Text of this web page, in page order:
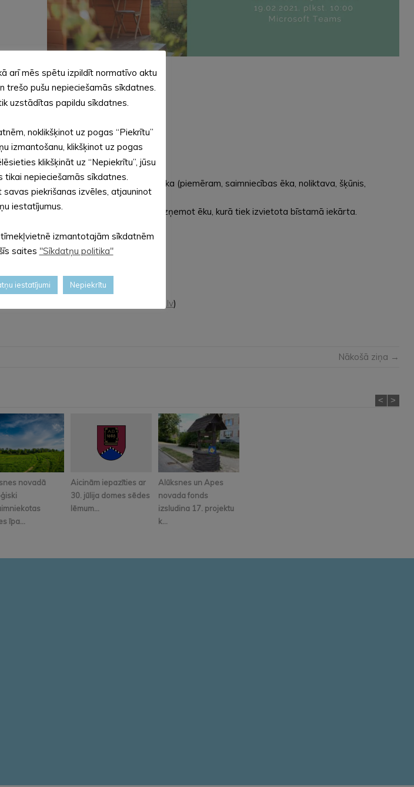
1.grupas būve ir
m2);
dzīvnieku turēšanai, un palīgēka (piemēram, saimniecības ēka, noliktava, šķūnis,
ēka vai būvizstrādājums, izņemot ēku, kurā tiek izvietota bīstamā iekārta.
(e-pasts: Agnese.Samina@bvkb.gov.lv)
Nākošā ziņa →
novadā
īpa...
Aicinām iepazīties ar
30. jūlija domes sēdes
lēmum...
Alūksnes un Apes
novada fonds
izsludina 17. projektu
k...
< >
arī mēs spētu izpildīt normatīvo aktu
trešo pušu nepieciešamās sīkdatnes.
uzstādītas papildu sīkdatnes.
noklikšķinot uz pogas “Piekrītu”
izmantošanu, klikšķinot uz pogas
klikšķināt uz “Nepiekrītu”, jūsu
nepieciešamās sīkdatnes.
savas piekrišanas izvēles, atjauninot
iestatījumus.
izmantotajām sīkdatnēm
saites "Sīkdatņu politika"
iestatījumi Nepiekrītu